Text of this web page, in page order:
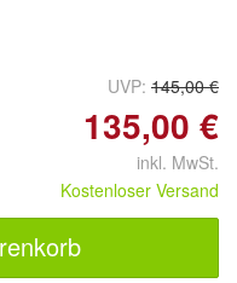
UVP: 145,00 €
135,00 €
inkl. MwSt.
Kostenloser Versand